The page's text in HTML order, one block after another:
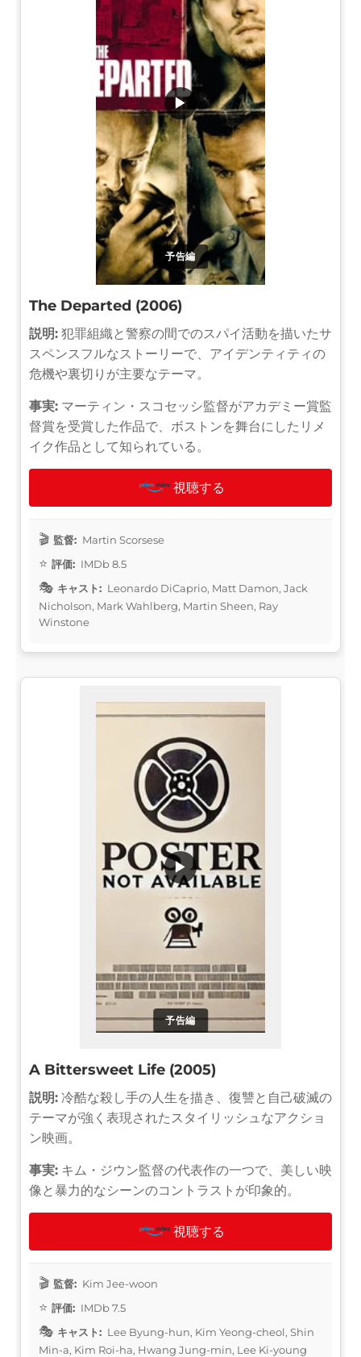
予告編
▶
The Departed (2006)
説明: 犯罪組織と警察の間でのスパイ活動を描いたサ
スペンスフルなストーリーで、アイデンティティの
危機や裏切りが主要なテーマ。
事実: マーティン・スコセッシ監督がアカデミー賞監
督賞を受賞した作品で、ボストンを舞台にしたリメ
イク作品として知られている。
視聴する
監督: Martin Scorsese
評価: IMDb 8.5
キャスト: Leonardo DiCaprio, Matt Damon, Jack
Nicholson, Mark Wahlberg, Martin Sheen, Ray
Winstone
予告編
▶
A Bittersweet Life (2005)
説明: 冷酷な殺し手の人生を描き、復讐と自己破滅の
テーマが強く表現されたスタイリッシュなアクショ
ン映画。
事実: キム・ジウン監督の代表作の一つで、美しい映
像と暴力的なシーンのコントラストが印象的。
視聴する
監督: Kim Jee-woon
評価: IMDb 7.5
キャスト: Lee Byung-hun, Kim Yeong-cheol, Shin
Min-a, Kim Roi-ha, Hwang Jung-min, Lee Ki-young